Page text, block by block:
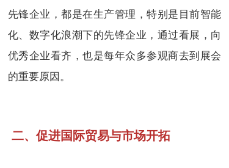
先锋企业，都是在生产管理，特别是目前智能
化、数字化浪潮下的先锋企业，通过看展，向
优秀企业看齐，也是每年众多参观商去到展会
的重要原因。
二、促进国际贸易与市场开拓